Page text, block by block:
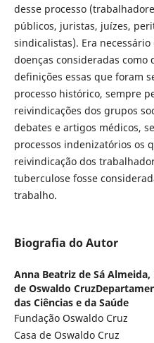
desse processo
públicos, juristas, juízes,
sindicalistas). Era
doenças consideradas
definições essas que foram
processo histórico, sempre
reivindicações dos grupos
debates e artigos médicos,
processos indenizatórios os
reivindicação dos
tuberculose fosse
trabalho.
Biografia do Autor
Anna Beatriz de Sá Almeida,
de Oswaldo
das Ciências e da Saúde
Fundação Oswaldo Cruz
Casa de Oswaldo Cruz